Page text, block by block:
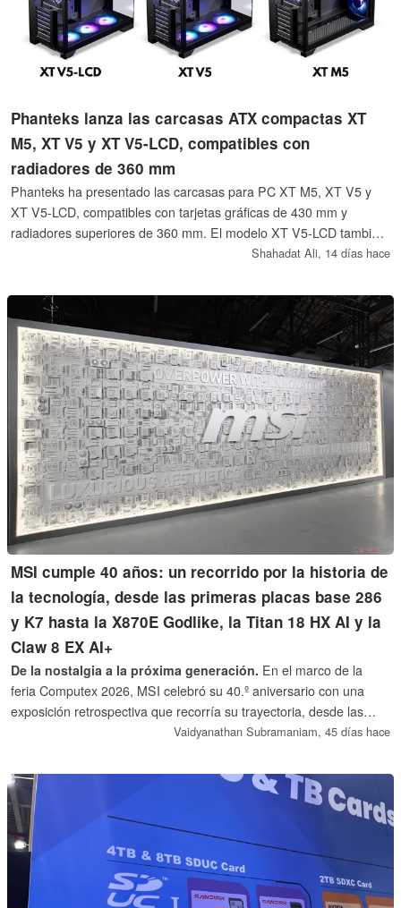
Phanteks lanza las carcasas ATX compactas XT
M5, XT V5 y XT V5-LCD, compatibles con
radiadores de 360 mm
Phanteks ha presentado las carcasas para PC XT M5, XT V5 y
XT V5-LCD, compatibles con tarjetas gráficas de 430 mm y
radiadores superiores de 360 mm. El modelo XT V5-LCD también
cuenta con una pantalla integrada de 7 pulgadas, con precios a
Shahadat Ali, 14 días hace
MSI cumple 40 años: un recorrido por la historia de
la tecnología, desde las primeras placas base 286
y K7 hasta la X870E Godlike, la Titan 18 HX AI y la
Claw 8 EX AI+
De la nostalgia a la próxima generación. En el marco de la
feria Computex 2026, MSI celebró su 40.º aniversario con una
exposición retrospectiva que recorría su trayectoria, desde las
primeras placas base Intel 286 y AMD K7 hasta las modernas
la exposición no solo permitió apreciar lo lejos que hemos llegado
en el panorama tecnológico, sino que también ofreció un atisbo
del futuro que nos espera.
Vaidyanathan Subramaniam, 45 días hace